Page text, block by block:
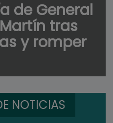
de General
tras
y romper
NOTICIAS